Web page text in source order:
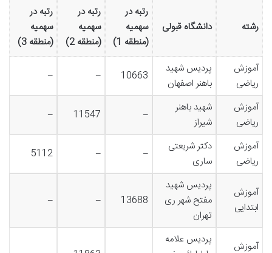
رشته دانشگاه قبولی
رتبه در
سهمیه
(منطقه 1)
رتبه در
سهمیه
(منطقه 2)
رتبه در
سهمیه
(منطقه 3)
آموزش
ریاضی
پردیس شهید
باهنر اصفهان
10663
–
–
آموزش
ریاضی
شهید باهنر
شیراز
–
11547
–
آموزش
ریاضی
دکتر شریعتی
ساری
–
–
5112
آموزش
ابتدایی
پردیس شهید
مفتح شهر ری
تهران
13688
–
–
آموزش
پردیس علامه